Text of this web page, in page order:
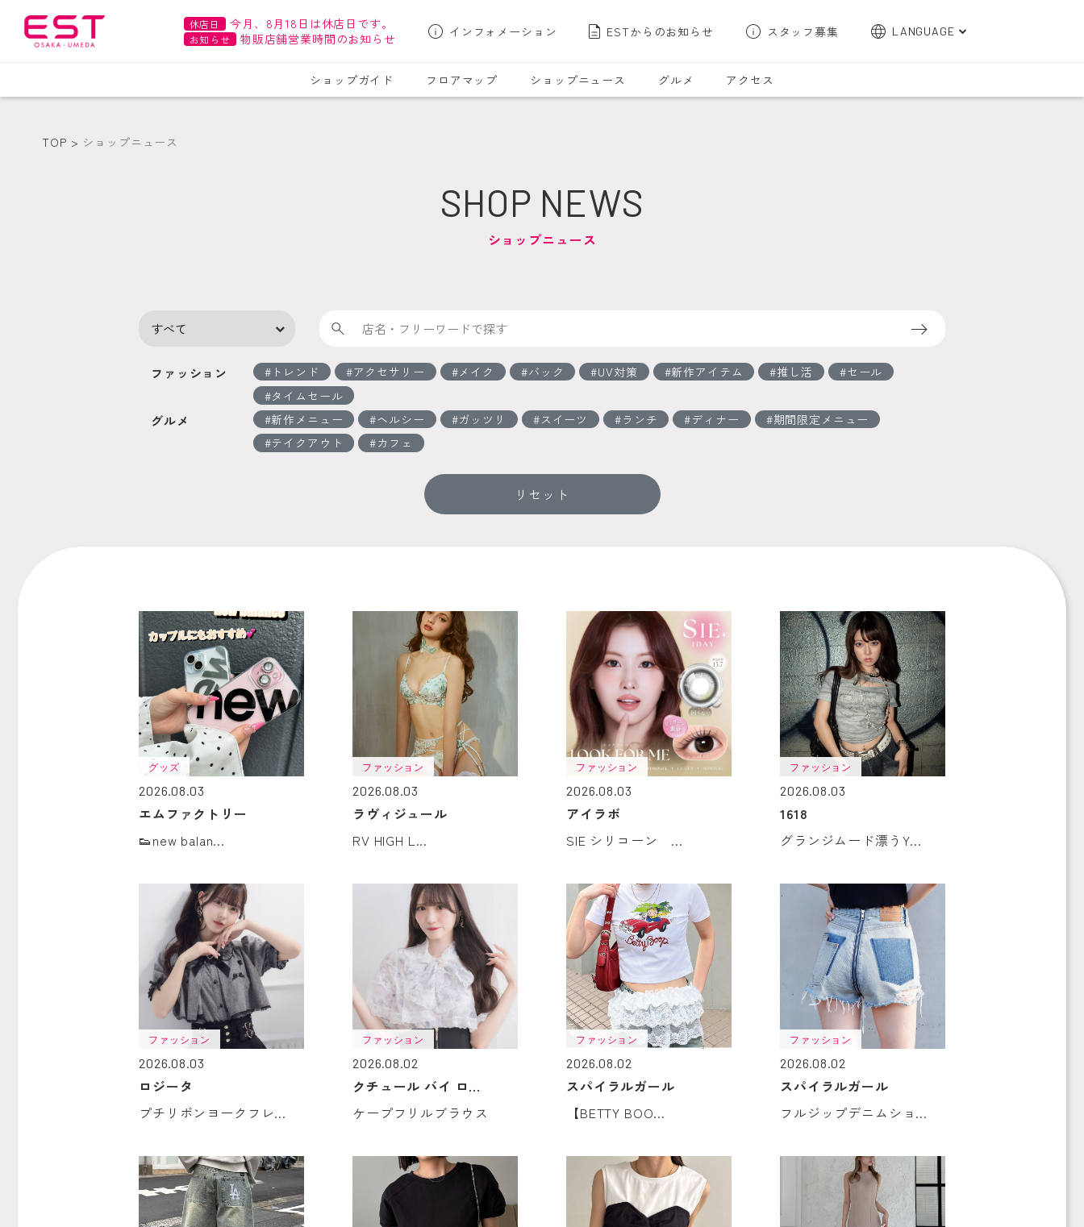
休店日 今月、8月18日は休店日です。
お知らせ 物販店舗営業時間のお知らせ インフォメーション ESTからのお知らせ スタッフ募集 LANGUAGE
한국어
ショップガイド フロアマップ ショップニュース グルメ アクセス
TOP ショップニュース
SHOP NEWS
ショップニュース
検索
ファッション トレンド アクセサリー メイク バック UV対策 新作アイテム 推し活
セール
タイムセール
グルメ 新作メニュー ヘルシー ガッツリ スイーツ ランチ ディナー
期間限定メニュー
テイクアウト
カフェ
リセット
グッズ
2026.08.03
エムファクトリー
👟new balan...
ファッション
2026.08.03
ラヴィジュール
RV HIGH L...
ファッション
2026.08.03
アイラボ
SIE シリコーン ...
ファッション
2026.08.03
1618
グランジムード漂うY...
ファッション
2026.08.03
ロジータ
プチリボンヨークフレ...
ファッション
2026.08.02
クチュール バイ ロ...
ケープフリルブラウス
ファッション
2026.08.02
スパイラルガール
【BETTY BOO...
ファッション
2026.08.02
スパイラルガール
フルジップデニムショ...